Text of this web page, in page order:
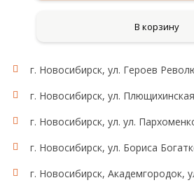
В корзину
Состав:
spp., Serratia spp., Pseudomonas
Streptococcus spp.
г. Новосибирск, ул. Героев
г. Новосибирск, ул.
г. Новосибирск, ул. ул.
г. Новосибирск, ул. Бориса
г. Новосибирск, Академгородок,